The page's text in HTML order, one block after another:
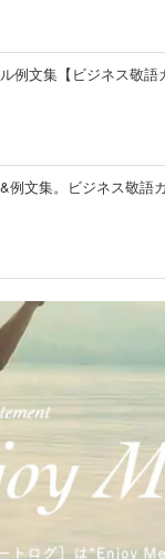
例文集【ビジネス敬語
例文集。ビジネス敬語